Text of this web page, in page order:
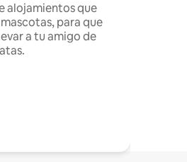
alojamientos que
para que
a tu amigo de